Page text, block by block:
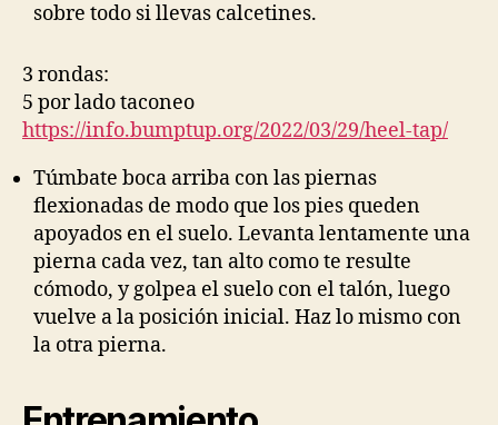
sobre todo si llevas calcetines.
3 rondas:
5 por lado taconeo
https://info.bumptup.org/2022/03/29/heel-tap/
Túmbate boca arriba con las piernas
flexionadas de modo que los pies queden
apoyados en el suelo. Levanta lentamente una
pierna cada vez, tan alto como te resulte
cómodo, y golpea el suelo con el talón, luego
vuelve a la posición inicial. Haz lo mismo con
la otra pierna.